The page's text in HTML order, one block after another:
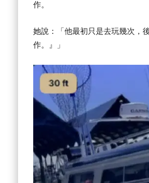
作。
她說：「他最初只是去玩幾次，
作。』」